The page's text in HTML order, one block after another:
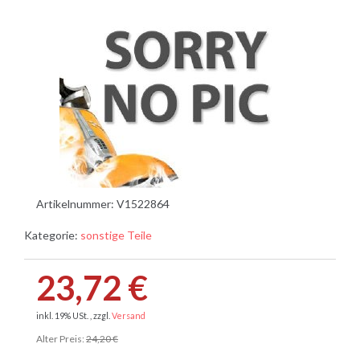
Artikelnummer: V1522864
Kategorie: sonstige Teile
23,72 €
inkl. 19% USt. , zzgl. Versand
Alter Preis: 24,20 €